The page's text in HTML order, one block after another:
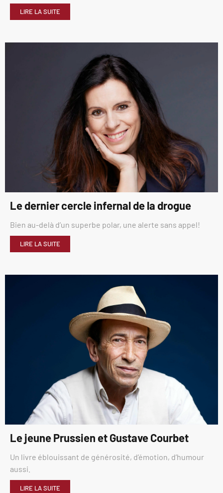
LIRE LA SUITE
Le dernier cercle infernal de la drogue
Bien au-delà d’un superbe polar, une alerte sans appel!
LIRE LA SUITE
Le jeune Prussien et Gustave Courbet
Un livre éblouissant de générosité, d’émotion, d’humour
aussi.
LIRE LA SUITE